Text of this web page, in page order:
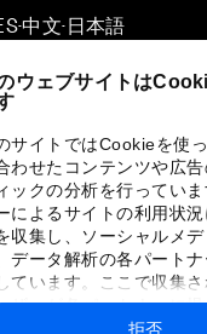
ウェブサイトは
サイトではCookieを使
わせたコンテンツや広
ックの分析を行ってい
によるサイトの利用状
収集し、ソーシャルメ
データ解析の各パート
ています。ここで収集さ
ザーが各パートナーに
各パートナーのサービス
拒否
▪中文▪ 日本語